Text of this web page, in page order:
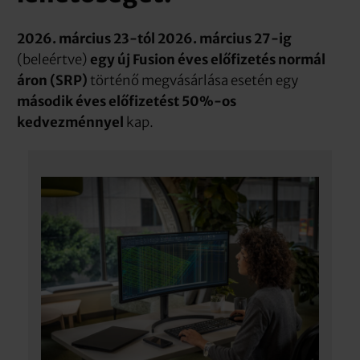
2026. március 23-tól 2026. március 27-ig
(beleértve) egy új Fusion éves előfizetés normál
áron (SRP) történő megvásárlása esetén egy
második éves előfizetést 50%-os
kedvezménnyel kap.